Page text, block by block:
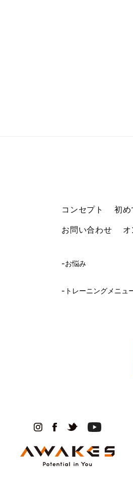
2024年9月
2024年8月
2024年5月
2023年11月
2023年10月
2023年9月
コンセプト 初
お問い合わせ
-お悩み
-トレーニングメニュ